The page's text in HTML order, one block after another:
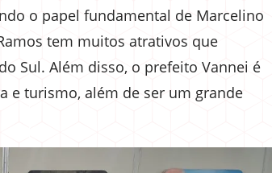
o papel fundamental de Marcelino
tem muitos atrativos que
Sul. Além disso, o prefeito Vannei é
e turismo, além de ser um grande